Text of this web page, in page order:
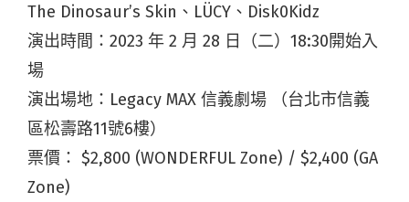
The Dinosaur’s Skin、LÜCY、Disk0Kidz
演出時間：2023 年 2 月 28 日（二）18:30開始入
場
演出場地：Legacy MAX 信義劇場 （台北市信義
區松壽路11號6樓）
票價： $2,800 (WONDERFUL Zone) / $2,400 (GA
Zone)